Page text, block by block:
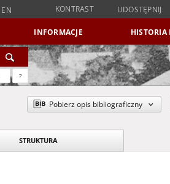
EN KONTRAST UDOSTĘPNIJ
INFORMACJE HISTORIA
?
Pobierz opis bibliograficzny
STRUKTURA